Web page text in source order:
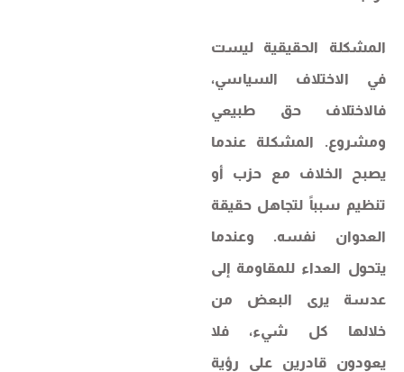
المشكلة الحقيقية ليست
في الاختلاف السياسي،
فالاختلاف حق طبيعي
ومشروع. المشكلة عندما
يصبح الخلاف مع حزب أو
تنظيم سبباً لتجاهل حقيقة
العدوان نفسه. وعندما
يتحول العداء للمقاومة إلى
عدسة يرى البعض من
خلالها كل شيء، فلا
يعودون قادرين على رؤية